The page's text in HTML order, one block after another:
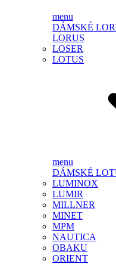
menu
DÁMSKÉ
LORUS
LOSER
LOTUS
menu
DÁMSKÉ
LUMINOX
LUMIR
MILLNER
MINET
MPM
NAUTICA
OBAKU
ORIENT